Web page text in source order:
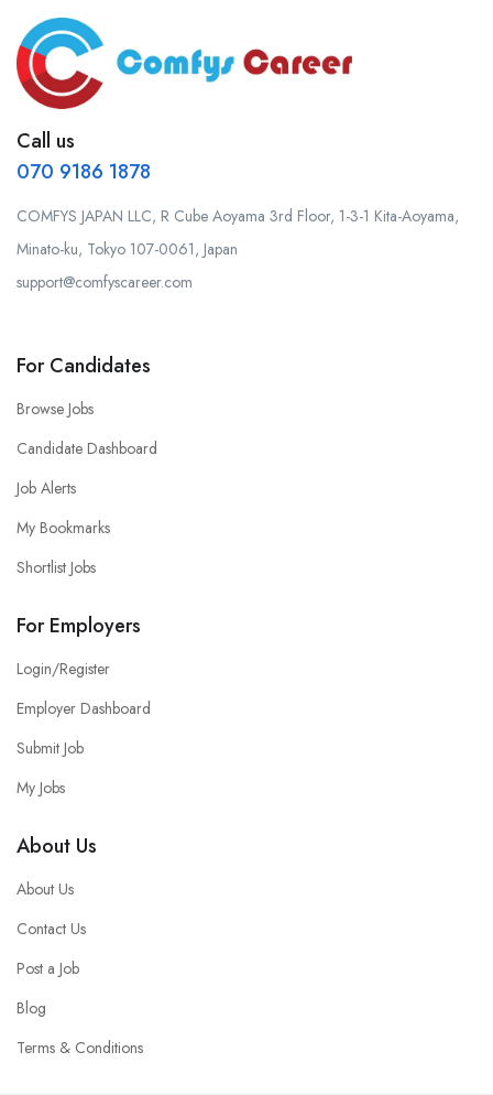
Call us
070 9186 1878
COMFYS JAPAN LLC, R Cube Aoyama 3rd Floor, 1-3-1 Kita-Aoyama,
Minato-ku, Tokyo 107-0061, Japan
support@comfyscareer.com
For Candidates
Browse Jobs
Candidate Dashboard
Job Alerts
My Bookmarks
Shortlist Jobs
For Employers
Login/Register
Employer Dashboard
Submit Job
My Jobs
About Us
About Us
Contact Us
Post a Job
Blog
Terms & Conditions